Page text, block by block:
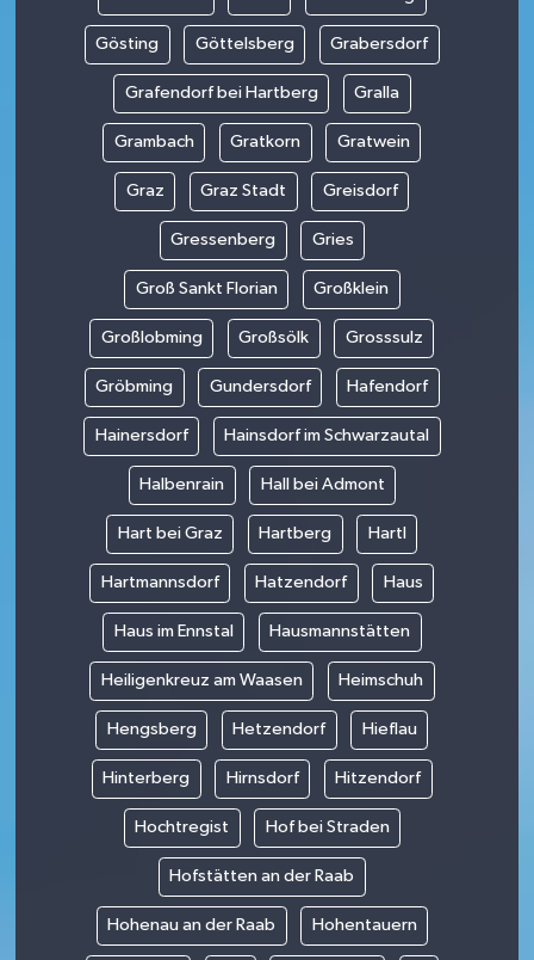
Gösting Göttelsberg Grabersdorf
Grafendorf bei Hartberg Gralla
Grambach Gratkorn Gratwein
Graz Graz Stadt Greisdorf
Gressenberg Gries
Groß Sankt Florian Großklein
Großlobming Großsölk Grosssulz
Gröbming Gundersdorf Hafendorf
Hainersdorf Hainsdorf im Schwarzautal
Halbenrain Hall bei Admont
Hart bei Graz Hartberg Hartl
Hartmannsdorf Hatzendorf Haus
Haus im Ennstal Hausmannstätten
Heiligenkreuz am Waasen Heimschuh
Hengsberg Hetzendorf Hieflau
Hinterberg Hirnsdorf Hitzendorf
Hochtregist Hof bei Straden
Hofstätten an der Raab
Hohenau an der Raab Hohentauern